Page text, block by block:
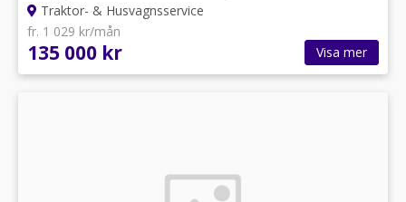
Traktor- & Husvagnsservice
fr. 1 029 kr/mån
135 000 kr Visa mer